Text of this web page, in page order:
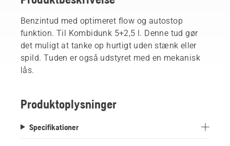
Benzintud med optimeret flow og autostop
funktion. Til Kombidunk 5+2,5 l. Denne tud gør
det muligt at tanke op hurtigt uden stænk eller
spild. Tuden er også udstyret med en mekanisk
lås.
Produktoplysninger
Specifikationer